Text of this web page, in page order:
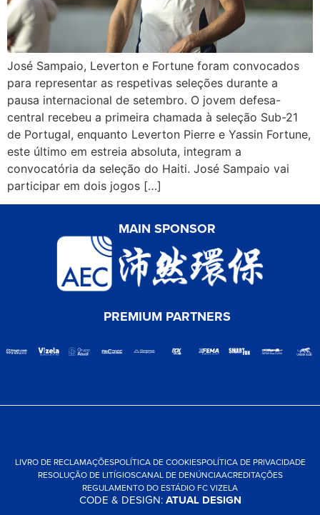
José Sampaio, Leverton e Fortune foram convocados
para representar as respetivas seleções durante a
pausa internacional de setembro. O jovem defesa-
central recebeu a primeira chamada à seleção Sub-21
de Portugal, enquanto Leverton Pierre e Yassin Fortune,
este último em estreia absoluta, integram a
convocatória da seleção do Haiti. José Sampaio vai
participar em dois jogos […]
MAIN SPONSOR
PREMIUM PARTNERS
LIVRO DE RECLAMAÇÕESPOLÍTICA DE COOKIESPOLÍTICA DE PRIVACIDADE
RESOLUÇÃO DE LITÍGIOSCANAL DE DENÚNCIAACREDITAÇÕES
REGULAMENTO DO ESTÁDIO FC VIZELA
CODE & DESIGN:ATUAL DESIGN